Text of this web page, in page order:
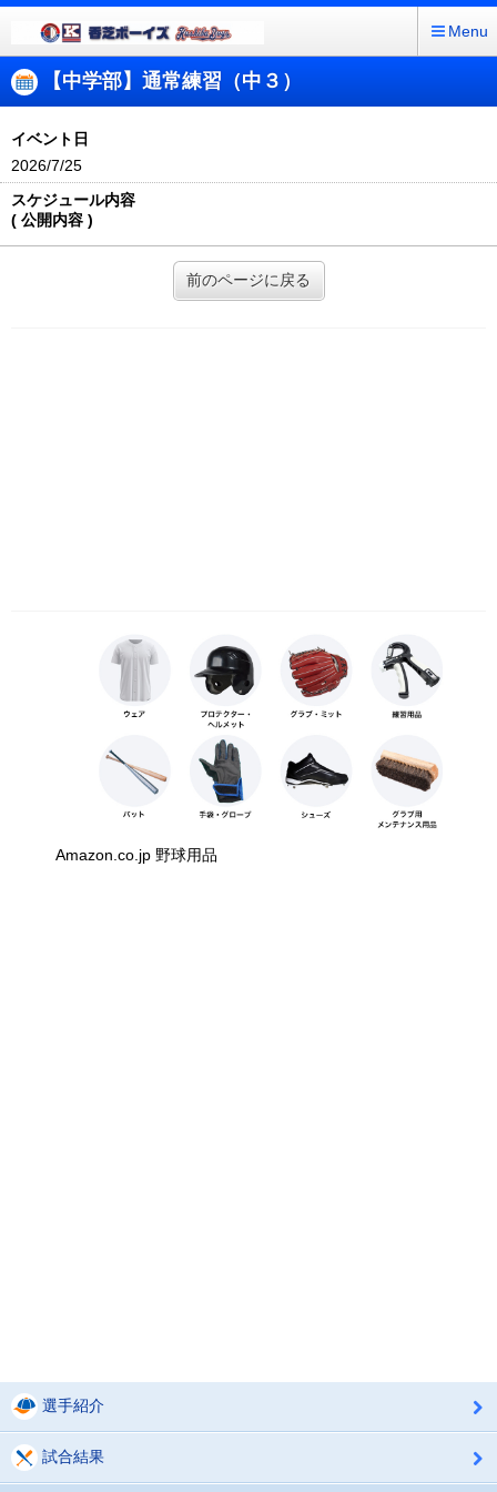
Menu
【中学部】通常練習（中３）
イベント日
2026/7/25
スケジュール内容
( 公開内容 )
前のページに戻る
Amazon.co.jp 野球用品
選手紹介
試合結果